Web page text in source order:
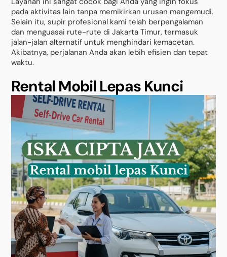
pada aktivitas lain tanpa memikirkan urusan mengemudi.
Selain itu, supir profesional kami telah berpengalaman
dan menguasai rute-rute di Jakarta Timur, termasuk
jalan-jalan alternatif untuk menghindari kemacetan.
Akibatnya, perjalanan Anda akan lebih efisien dan tepat
waktu.
Rental Mobil Lepas Kunci